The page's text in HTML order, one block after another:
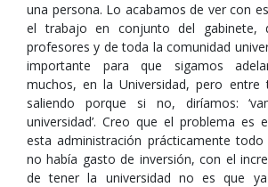
una persona. Lo acabamos de ver con
el trabajo en conjunto del gabinete,
profesores y de toda la comunidad
importante para que sigamos
muchos, en la Universidad, pero
saliendo porque si no, diríamos:
universidad’. Creo que el problema es
esta administración prácticamente
no había gasto de inversión, con el
de tener la universidad no es que